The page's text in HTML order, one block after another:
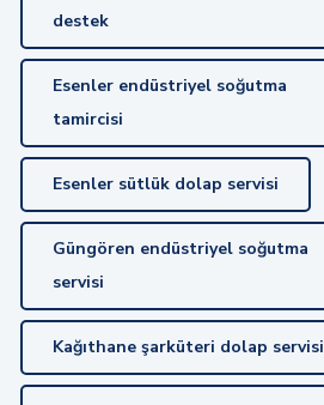
destek
Esenler endüstriyel soğutma
tamircisi
Esenler sütlük dolap servisi
Güngören endüstriyel soğutma
servisi
Kağıthane şarküteri dolap servisi